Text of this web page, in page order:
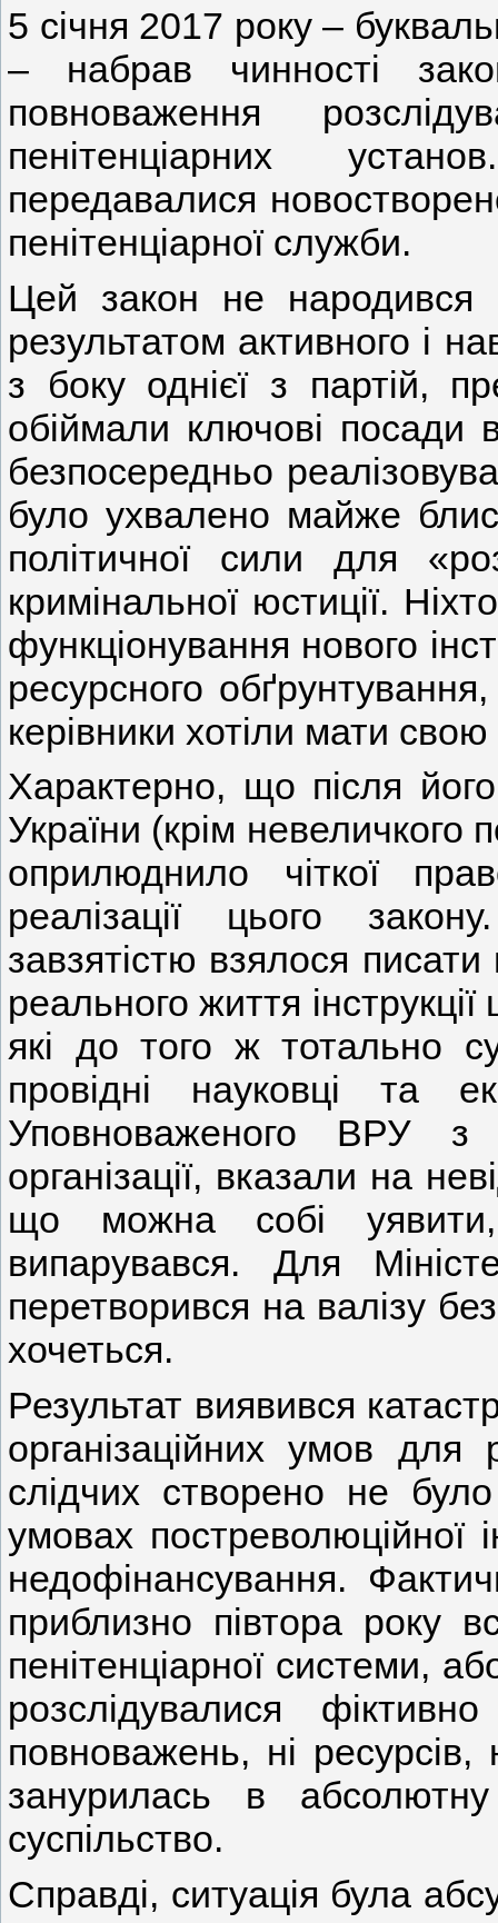
5 січня 2017 року –
– набрав чинності
повноваження
пенітенціарних
передавалися
пенітенціарної служби.
Цей закон не народився
результатом активного і
з боку однієї з партій,
обіймали ключові посади
безпосередньо
було ухвалено майже
політичної сили для
кримінальної юстиції.
функціонування нового
ресурсного
керівники хотіли мати
Характерно, що після його
України (крім невеличкого
оприлюднило чіткої
реалізації цього
завзятістю взялося писати
реального життя
які до того ж тотально
провідні науковці та
Уповноваженого ВРУ
організації, вказали на
що можна собі
випарувався. Для
перетворився на валізу
хочеться.
Результат виявився
організаційних умов для
слідчих створено не
умовах постреволюційної
недофінансування.
приблизно півтора року
пенітенціарної системи,
розслідувалися
повноважень, ні
занурилась в
суспільство.
Справді, ситуація була